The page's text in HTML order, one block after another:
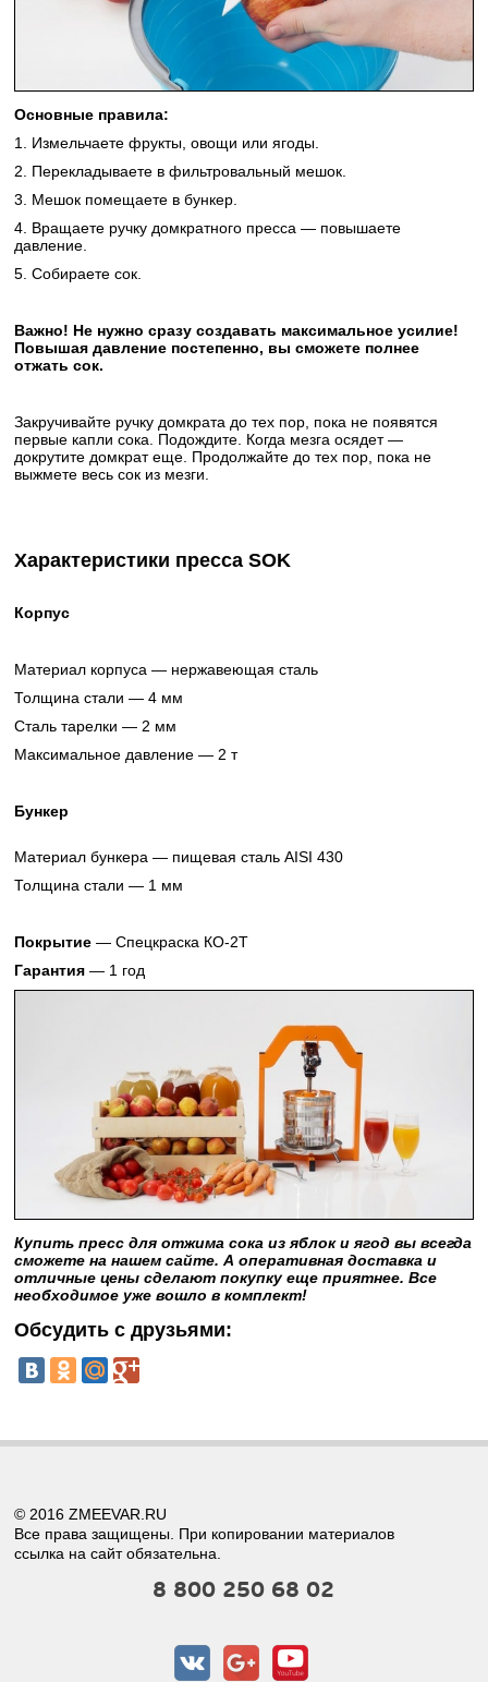
Основные правила:
1. Измельчаете фрукты, овощи или ягоды.
2. Перекладываете в фильтровальный мешок.
3. Мешок помещаете в бункер.
4. Вращаете ручку домкратного пресса — повышаете
давление.
5. Собираете сок.
Важно! Не нужно сразу создавать максимальное усилие!
Повышая давление постепенно, вы сможете полнее
отжать сок.
Закручивайте ручку домкрата до тех пор, пока не появятся
первые капли сока. Подождите. Когда мезга осядет —
докрутите домкрат еще. Продолжайте до тех пор, пока не
выжмете весь сок из мезги.
Характеристики пресса SOK
Корпус
Материал корпуса — нержавеющая сталь
Толщина стали — 4 мм
Сталь тарелки — 2 мм
Максимальное давление — 2 т
Бункер
Материал бункера — пищевая сталь AISI 430
Толщина стали — 1 мм
Покрытие — Спецкраска КО-2Т
Гарантия — 1 год
Купить пресс для отжима сока из яблок и ягод вы всегда
сможете на нашем сайте. А оперативная доставка и
отличные цены сделают покупку еще приятнее. Все
необходимое уже вошло в комплект!
Обсудить с друзьями:
© 2016 ZMEEVAR.RU
Все права защищены. При копировании материалов
ссылка на сайт обязательна.
8 800 250 68 02